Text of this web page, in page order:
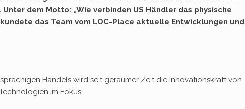
dem Motto: „Wie verbinden US Händler das physische
das Team vom LOC-Place aktuelle Entwicklungen und
Handels wird seit geraumer Zeit die Innovationskraft von
im Fokus: